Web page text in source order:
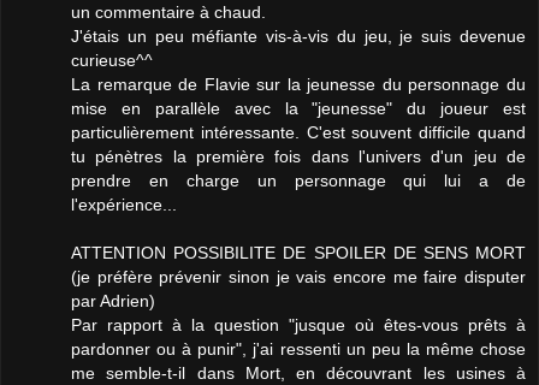
un commentaire à chaud.
J'étais un peu méfiante vis-à-vis du jeu, je suis devenue
curieuse^^
La remarque de Flavie sur la jeunesse du personnage du
mise en parallèle avec la "jeunesse" du joueur est
particulièrement intéressante. C'est souvent difficile quand
tu pénètres la première fois dans l'univers d'un jeu de
prendre en charge un personnage qui lui a de
l'expérience...
ATTENTION POSSIBILITE DE SPOILER DE SENS MORT
(je préfère prévenir sinon je vais encore me faire disputer
par Adrien)
Par rapport à la question "jusque où êtes-vous prêts à
pardonner ou à punir", j'ai ressenti un peu la même chose
me semble-t-il dans Mort, en découvrant les usines à